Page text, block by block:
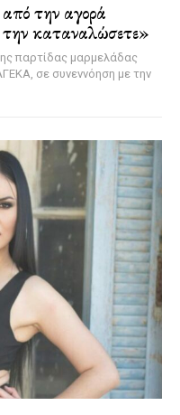
την αγορά
καταναλώσετε»
παρτίδας μαρμελάδας
σε συνεννόηση με την